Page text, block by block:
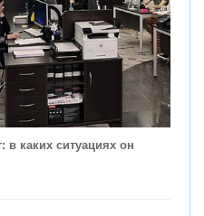
трендов в
- «Интервью»
в каких ситуациях он